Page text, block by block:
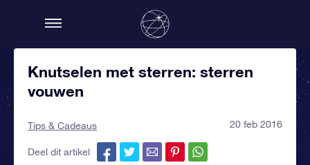
Knutselen met sterren: sterren
vouwen
Tips & Cadeaus 20 feb 2016
Deel dit artikel